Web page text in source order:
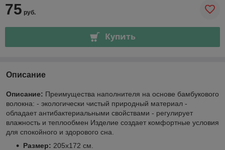
75 руб.
Купить
Описание
Описание: Преимущества наполнителя на основе бамбукового
волокна: - экологически чистый природный материал -
обладает антибактериальными свойствами - регулирует
влажность и теплообмен Изделие создает комфортные условия
для спокойного и здорового сна.
Размер: 205х172 см.